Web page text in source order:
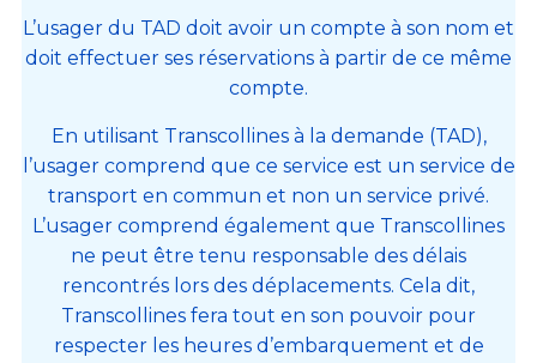
L’usager du TAD doit avoir un compte à son nom et
doit effectuer ses réservations à partir de ce même
compte.
En utilisant Transcollines à la demande (TAD),
l’usager comprend que ce service est un service de
transport en commun et non un service privé.
L’usager comprend également que Transcollines
ne peut être tenu responsable des délais
rencontrés lors des déplacements. Cela dit,
Transcollines fera tout en son pouvoir pour
respecter les heures d’embarquement et de